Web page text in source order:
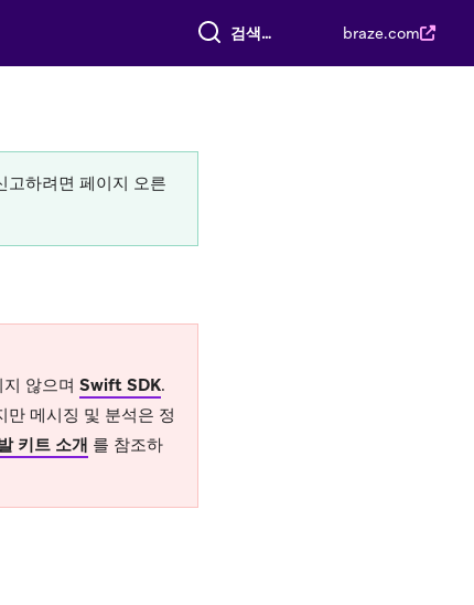
전체 검색 braze.com
고하려면 페이지 오른
않으며 Swift SDK.
메시징 및 분석은 정
키트 소개 를 참조하